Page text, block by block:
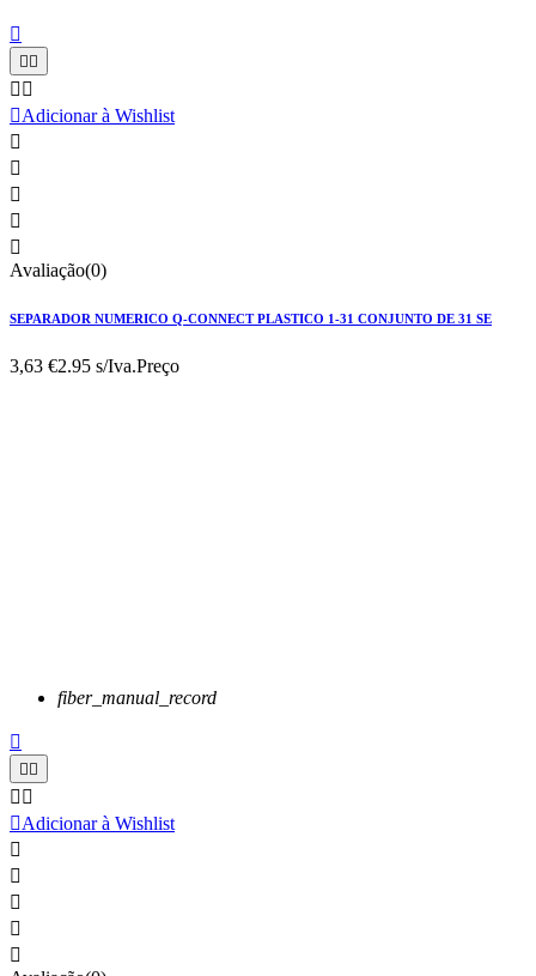

 
 
Adicionar à Wishlist





Avaliação(0)
SEPARADOR NUMERICO Q-CONNECT PLASTICO 1-31 CONJUNTO DE 31 SE
3,63 €2.95 s/Iva.Preço
fiber_manual_record

 
 
Adicionar à Wishlist




